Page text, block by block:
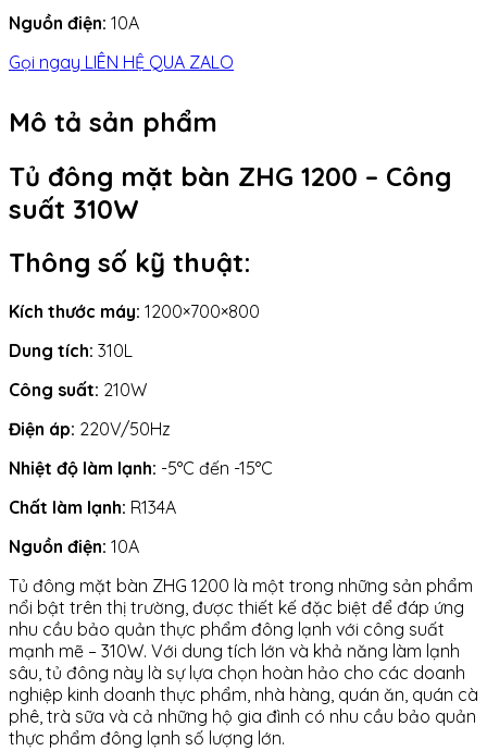
Nguồn điện: 10A
Gọi ngay LIÊN HỆ QUA ZALO
Mô tả sản phẩm
Tủ đông mặt bàn ZHG 1200 – Công
suất 310W
Thông số kỹ thuật:
Kích thước máy: 1200×700×800
Dung tích: 310L
Công suất: 210W
Điện áp: 220V/50Hz
Nhiệt độ làm lạnh: -5°C đến -15°C
Chất làm lạnh: R134A
Nguồn điện: 10A
Tủ đông mặt bàn ZHG 1200 là một trong những sản phẩm
nổi bật trên thị trường, được thiết kế đặc biệt để đáp ứng
nhu cầu bảo quản thực phẩm đông lạnh với công suất
mạnh mẽ – 310W. Với dung tích lớn và khả năng làm lạnh
sâu, tủ đông này là sự lựa chọn hoàn hảo cho các doanh
nghiệp kinh doanh thực phẩm, nhà hàng, quán ăn, quán cà
phê, trà sữa và cả những hộ gia đình có nhu cầu bảo quản
thực phẩm đông lạnh số lượng lớn.